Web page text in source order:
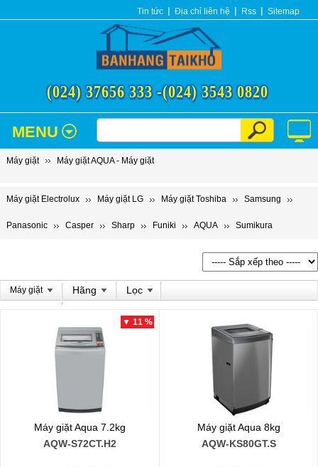
Tin tức Địa chỉ liên hệ Rss Sitemap
(024) 37656 333 -(024) 3543 0820
MENU
Máy giặt Máy giặt AQUA - Máy giặt
Máy giặt Electrolux Máy giặt LG Máy giặt Toshiba Samsung
Panasonic Casper Sharp Funiki AQUA Sumikura
Máy giặt Hãng Lọc
▼ 11 %
Máy giặt Aqua 7.2kg
AQW-S72CT.H2
Máy giặt Aqua 8kg
AQW-KS80GT.S